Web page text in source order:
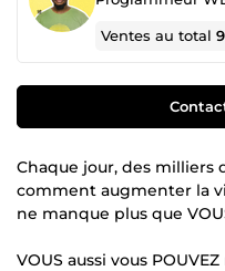
Ventes au total9
Chaque jour, des milliers
comment augmenter la
ne manque plus que
VOUS aussi vous